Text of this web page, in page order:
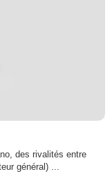
des rivalités entre
général) ...